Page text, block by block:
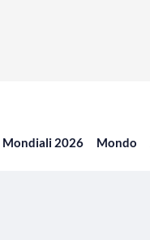
Mondiali 2026 Mondo